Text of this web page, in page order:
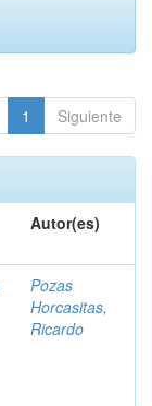
1 Siguiente
Autor(es)
Pozas
Horcasitas,
Ricardo